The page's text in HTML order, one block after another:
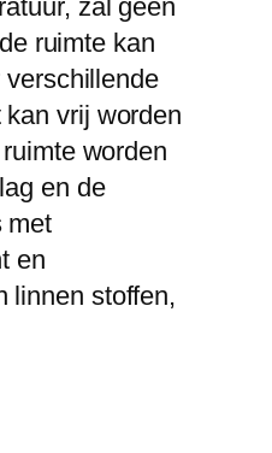
zal geen
ruimte kan
vrij worden
worden
en de
met
en
linnen stoffen,